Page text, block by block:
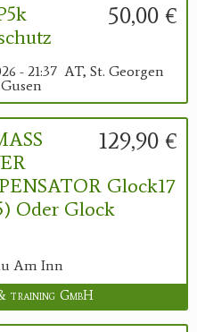
50,00 €
- 21:37 AT, St. Georgen
129,90 €
Glock17
Oder Glock
Am Inn
training GmbH